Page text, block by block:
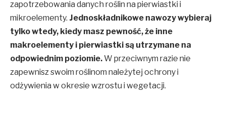
zapotrzebowania danych roślin na pierwiastki i
mikroelementy. Jednoskładnikowe nawozy wybieraj
tylko wtedy, kiedy masz pewność, że inne
makroelementy i pierwiastki są utrzymane na
odpowiednim poziomie.W przeciwnym razie nie
zapewnisz swoim roślinom należytej ochrony i
odżywienia w okresie wzrostu i wegetacji.